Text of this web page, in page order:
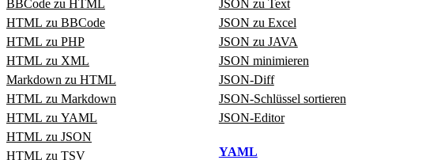
BBCode zu HTML
HTML zu BBCode
HTML zu PHP
HTML zu XML
Markdown zu HTML
HTML zu Markdown
HTML zu YAML
HTML zu JSON
HTML zu TSV
JSON zu Text
JSON zu Excel
JSON zu JAVA
JSON minimieren
JSON‑Diff
JSON‑Schlüssel sortieren
JSON‑Editor
YAML